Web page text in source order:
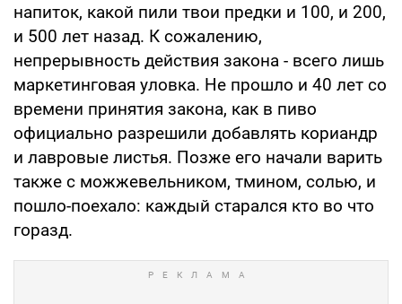
напиток, какой пили твои предки и 100, и 200,
и 500 лет назад. К сожалению,
непрерывность действия закона - всего лишь
маркетинговая уловка. Не прошло и 40 лет со
времени принятия закона, как в пиво
официально разрешили добавлять кориандр
и лавровые листья. Позже его начали варить
также с можжевельником, тмином, солью, и
пошло-поехало: каждый старался кто во что
горазд.